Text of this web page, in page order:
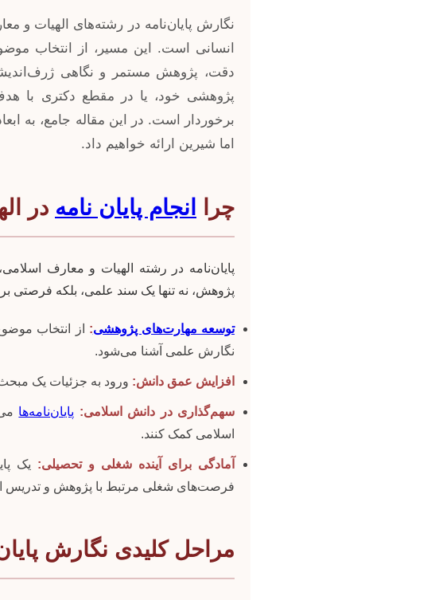
نگارش پایان‌نامه در رشته‌های الهیات و
انسانی است. این مسیر، از انتخاب
دقت، پژوهش مستمر و نگاهی
پژوهشی خود، یا در مقطع دکتری با
برخوردار است. در این مقاله جامع، به
اما شیرین ارائه خواهیم داد.
چرا انجام پایان نامه در
پایان‌نامه در رشته الهیات و معارف
پژوهش، نه تنها یک سند علمی، بلکه فرصتی
توسعه مهارت‌های پژوهشی: از انتخاب
نگارش علمی آشنا می‌شود.
افزایش عمق دانش: ورود به جزئیات یک
سهم‌گذاری در دانش اسلامی: پایان‌نامه‌ها
اسلامی کمک کنند.
آمادگی برای آینده شغلی و تحصیلی: یک
فرصت‌های شغلی مرتبط با پژوهش و تدریس
مراحل کلیدی نگارش